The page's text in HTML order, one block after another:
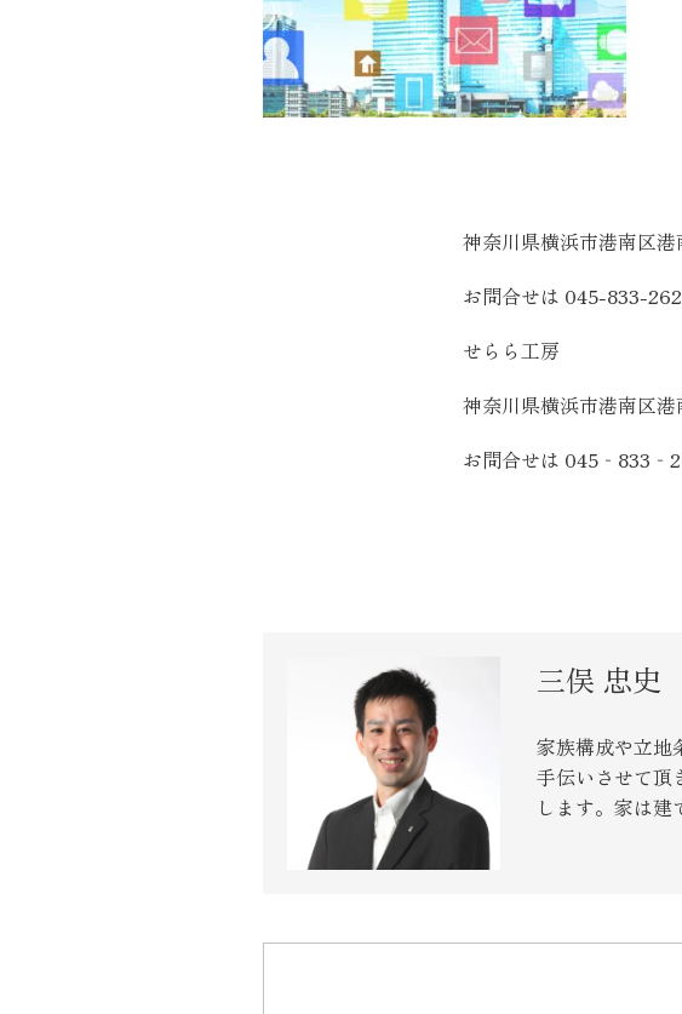
近代ホーム公式LINE
神奈川県横浜市港南区
お問合せは 045-833-
せらら工房
神奈川県横浜市港南区
お問合せは
三俣 忠史
家族構成や立地
手伝いさせて頂
します。家は建